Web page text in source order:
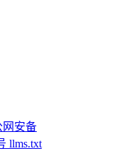
网安备
llms.txt